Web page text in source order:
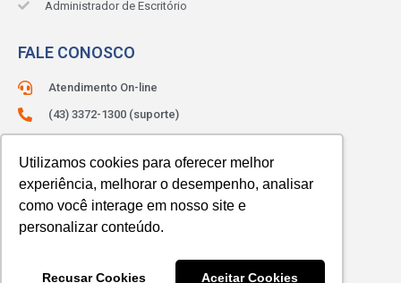
Utilizamos cookies para oferecer melhor
experiência, melhorar o desempenho, analisar
como você interage em nosso site e
personalizar conteúdo.
Recusar Cookies Aceitar Cookies
Administrador de Escritório
FALE CONOSCO
Atendimento On-line
(43) 3372-1300 (suporte)
ATENDIMENTO:Segunda à sexta.
Das 8h às 12h e das 13h às 18h.